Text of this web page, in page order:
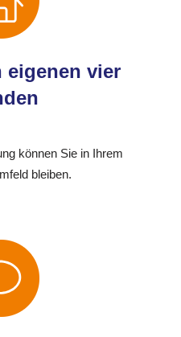
eigenen vier
können Sie in Ihrem
bleiben.